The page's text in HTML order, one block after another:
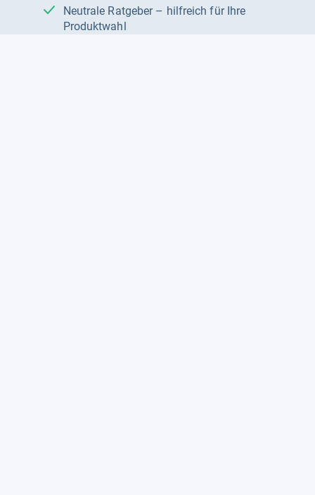
Neutrale Ratgeber – hilfreich für Ihre
Produktwahl